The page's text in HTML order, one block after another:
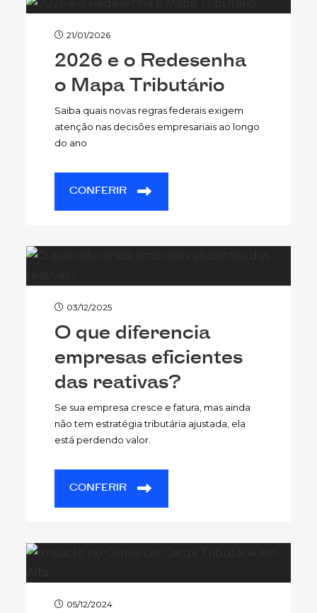
21/01/2026
2026 e o Redesenha
o Mapa Tributário
Saiba quais novas regras federais exigem
atenção nas decisões empresariais ao longo
do ano
CONFERIR
03/12/2025
O que diferencia
empresas eficientes
das reativas?
Se sua empresa cresce e fatura, mas ainda
não tem estratégia tributária ajustada, ela
está perdendo valor.
CONFERIR
05/12/2024